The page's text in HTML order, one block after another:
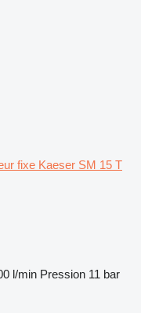
fixe Kaeser SM 15 T
l/min Pression 11 bar